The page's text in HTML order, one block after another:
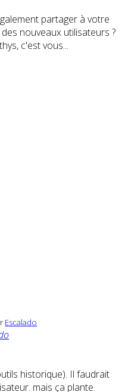
partager à votre
nouveaux utilisateurs ?
c'est vous...
Escalado
historique). Il faudrait
mais ça plante.